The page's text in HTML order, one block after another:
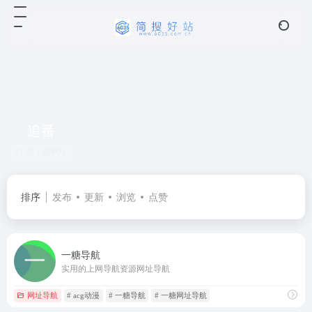
排序 发布 更新 浏览 点赞
一糖导航
实用的上网导航资源网址导航
网址导航 # acg动漫 # 一糖导航 # 一糖网址导航